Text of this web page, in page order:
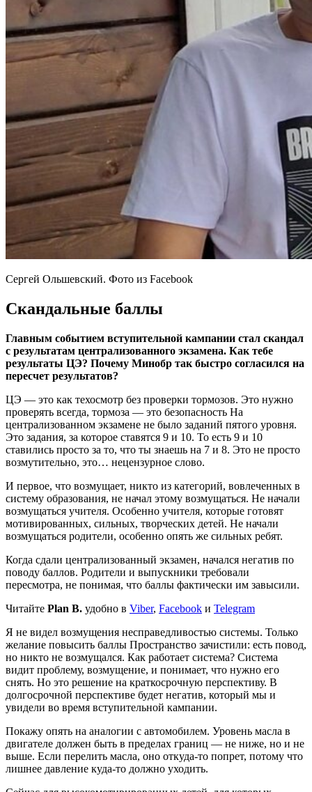
Сергей Ольшевский. Фото из Facebook
Скандальные баллы
Главным событием вступительной кампании стал скандал
с результатам централизованного экзамена. Как тебе
результаты ЦЭ? Почему Минобр так быстро согласился на
пересчет результатов?
ЦЭ — это как техосмотр без проверки тормозов. Это нужно
проверять всегда, тормоза — это безопасность На
централизованном экзамене не было заданий пятого уровня.
Это задания, за которое ставятся 9 и 10. То есть 9 и 10
ставились просто за то, что ты знаешь на 7 и 8. Это не просто
возмутительно, это… нецензурное слово.
И первое, что возмущает, никто из категорий, вовлеченных в
систему образования, не начал этому возмущаться. Не начали
возмущаться учителя. Особенно учителя, которые готовят
мотивированных, сильных, творческих детей. Не начали
возмущаться родители, особенно опять же сильных ребят.
Когда сдали централизованный экзамен, начался негатив по
поводу баллов. Родители и выпускники требовали
пересмотра, не понимая, что баллы фактически им завысили.
Читайте Plan B. удобно в Viber, Facebook и Telegram
Я не видел возмущения несправедливостью системы. Только
желание повысить баллы Пространство зачистили: есть повод,
но никто не возмущался. Как работает система? Система
видит проблему, возмущение, и понимает, что нужно его
снять. Но это решение на краткосрочную перспективу. В
долгосрочной перспективе будет негатив, который мы и
увидели во время вступительной кампании.
Покажу опять на аналогии с автомобилем. Уровень масла в
двигателе должен быть в пределах границ — не ниже, но и не
выше. Если перелить масла, оно откуда-то попрет, потому что
лишнее давление куда-то должно уходить.